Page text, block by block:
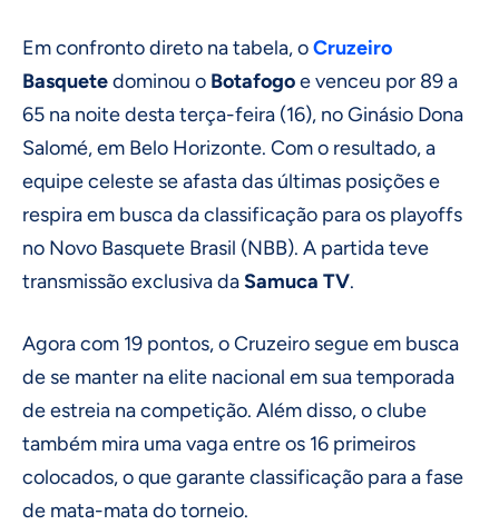
Em confronto direto na tabela, oCruzeiro
Basquetedominou o Botafogoe venceu por 89 a
65 na noite desta terça-feira (16), no Ginásio Dona
Salomé, em Belo Horizonte. Com o resultado, a
equipe celeste se afasta das últimas posições e
respira em busca da classificação para os playoffs
no Novo Basquete Brasil (NBB). A partida teve
transmissão exclusiva daSamuca TV.
Agora com 19 pontos, o Cruzeiro segue em busca
de se manter na elite nacional em sua temporada
de estreia na competição. Além disso, o clube
também mira uma vaga entre os 16 primeiros
colocados, o que garante classificação para a fase
de mata-mata do torneio.